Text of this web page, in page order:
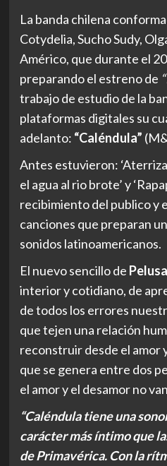
La banda chilena
Cotydelia, Sucho Sudy,
Américo, que durante el
preparando el estreno de
trabajo de estudio de la
plataformas digitales su
adelanto: “Caléndula”
Antes estuvieron:
el agua al rio brote’ y
recibimiento del publico y
canciones que preparan
sonidos latinoamericanos.
El nuevo sencillo de Pelusa
interior y cotidiano, de
de todos los errores
que tejen una relación
reconstruir desde el amor
que se genera entre dos
el amor y el desamor no
“Caléndula tiene una
carácter más íntimo que
de Primavérica. Con la